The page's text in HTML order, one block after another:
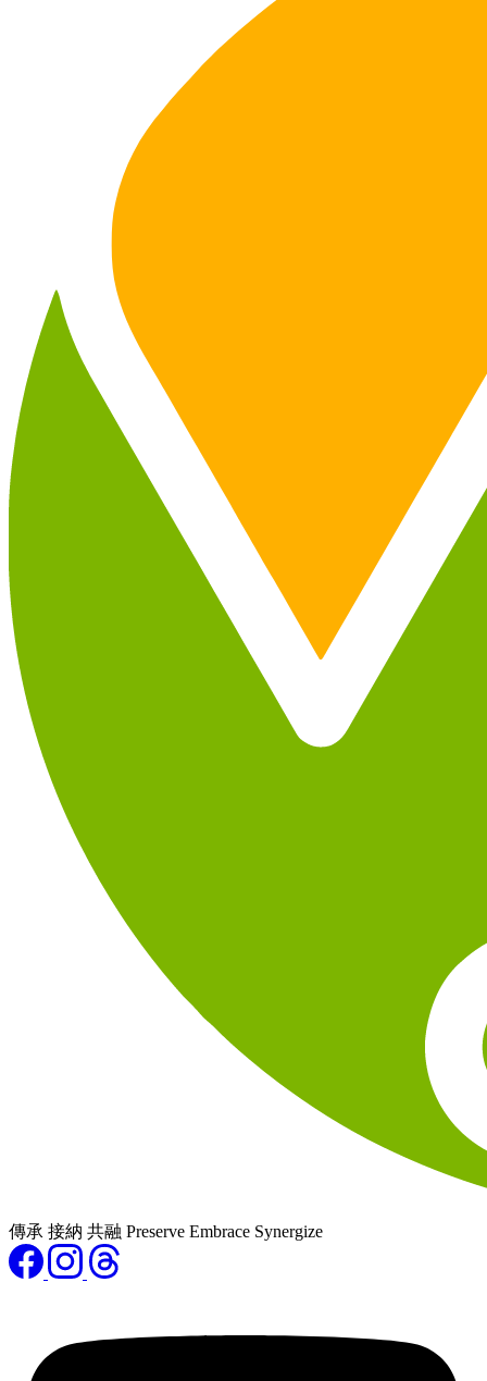
傳承 接納 共融 Preserve Embrace Synergize